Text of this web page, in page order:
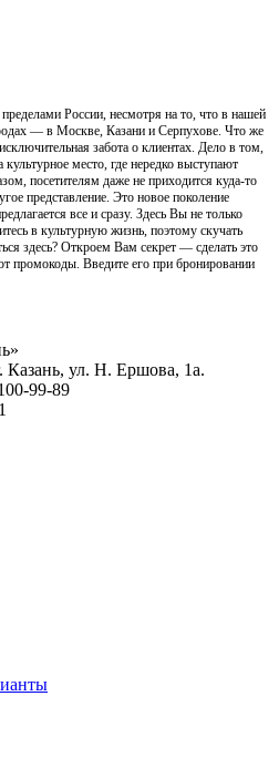
России, несмотря на то, что в нашей
— в Москве, Казани и Серпухове. Что же
забота о клиентах. Дело в том,
место, где нередко выступают
посетителям даже не приходится куда-то
представление. Это новое поколение
все и сразу. Здесь Вы не только
в культурную жизнь, поэтому скучать
здесь? Откроем Вам секрет — сделать это
промокоды. Введите его при бронировании
ул. Н. Ершова, 1а.
99-89